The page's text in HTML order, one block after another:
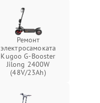
Ремонт
электросамоката
Kugoo G-Booster
Jilong 2400W
(48V/23Ah)